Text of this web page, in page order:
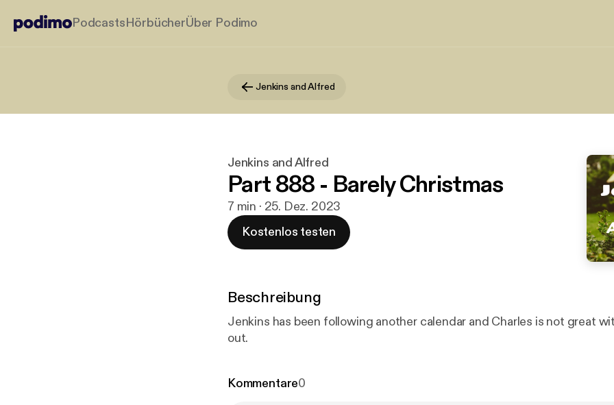
PodcastsHörbücherÜber Podimo
Jenkins and Alfred
Jenkins and Alfred
Part 888 - Barely Christmas
7 min · 25. Dez. 2023
Kostenlos testen
Beschreibung
Jenkins has been following another calendar and Charles is not great
out.
Kommentare0